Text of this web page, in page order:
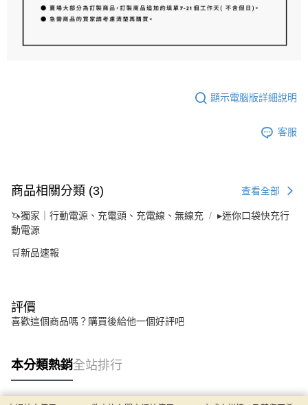
顯示電腦版詳細說明
客服
商品相關分類 (3) 查看全部
🦄獨家｜行動電源、充電頭、充電線、無線充
▸迷你口袋快充行
動電源
🛒新品速報
評價
喜歡這個商品嗎？購買後給他一個好評吧
本分類熱銷全站排行